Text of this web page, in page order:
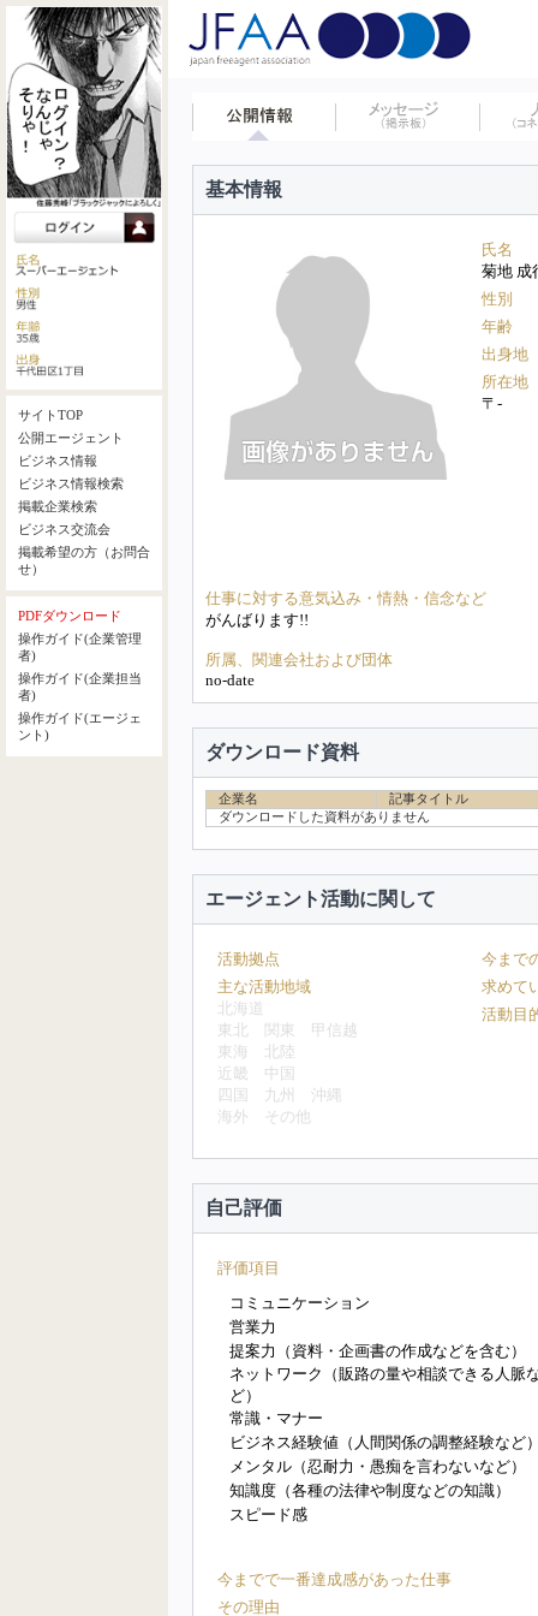
サイトTOP
公開エージェント
ビジネス情報
ビジネス情報検索
掲載企業検索
ビジネス交流会
掲載希望の方（お問合
せ）
PDFダウンロード
操作ガイド(企業管理
者)
操作ガイド(企業担当
者)
操作ガイド(エージェ
ント)
基本情報
氏名
菊地 成
性別
年齢
出身地
所在地
〒-
仕事に対する意気込み・情熱・信念など
がんばります!!
所属、関連会社および団体
no-date
ダウンロード資料
企業名
記事タイトル
ダウンロードした資料がありません
エージェント活動に関して
活動拠点
主な活動地域
北海道
東北
関東
甲信越
東海
北陸
近畿
中国
四国
九州
沖縄
海外
その他
今まで
求めて
活動目
自己評価
評価項目
コミュニケーション
営業力
提案力（資料・企画書の作成などを含む）
ネットワーク（販路の量や相談できる人脈
ど）
常識・マナー
ビジネス経験値（人間関係の調整経験など
メンタル（忍耐力・愚痴を言わないなど）
知識度（各種の法律や制度などの知識）
スピード感
今までで一番達成感があった仕事
その理由